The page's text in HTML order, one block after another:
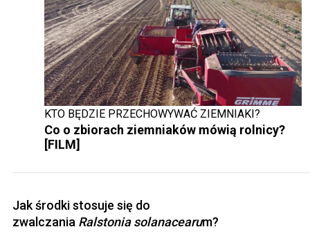
KTO BĘDZIE PRZECHOWYWAĆ ZIEMNIAKI?
Co o zbiorach ziemniaków mówią rolnicy?
[FILM]
Jak środki stosuje się do
zwalczania Ralstonia solanacearum?